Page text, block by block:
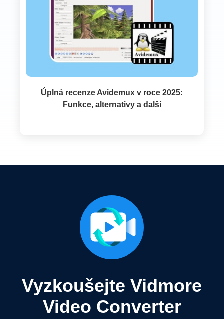
Úplná recenze Avidemux v roce 2025:
Funkce, alternativy a další
Vyzkoušejte Vidmore
Video Converter